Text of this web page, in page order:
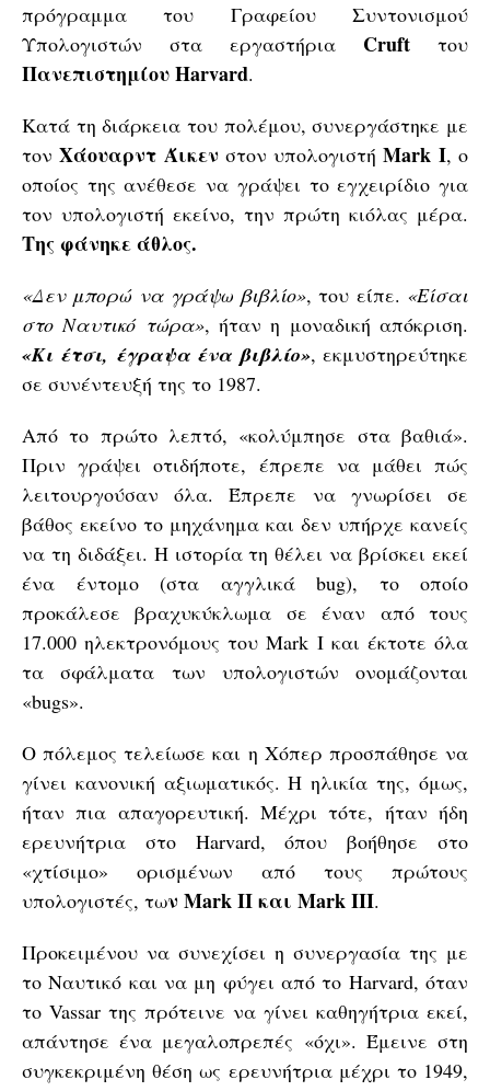
πρόγραμμα του Γραφείου Συντονισμού
Υπολογιστών στα εργαστήρια Cruft του
ΠανεπιστημίουHarvard.
Κατά τη διάρκεια του πολέμου, συνεργάστηκε με
τονΧάουαρντ Άικενστον υπολογιστήMark I, ο
οποίος της ανέθεσε να γράψει το εγχειρίδιο για
τον υπολογιστή εκείνο, την πρώτη κιόλας μέρα.
Της φάνηκε άθλος.
«Δεν μπορώ να γράψω βιβλίο», του είπε. «Είσαι
στο Ναυτικό τώρα», ήταν η μοναδική απόκριση.
«Κι έτσι, έγραψα ένα βιβλίο», εκμυστηρεύτηκε
σε συνέντευξή της το 1987.
Από το πρώτο λεπτό, «κολύμπησε στα βαθιά».
Πριν γράψει οτιδήποτε, έπρεπε να μάθει πώς
λειτουργούσαν όλα. Έπρεπε να γνωρίσει σε
βάθος εκείνο το μηχάνημα και δεν υπήρχε κανείς
να τη διδάξει. Η ιστορία τη θέλει να βρίσκει εκεί
ένα έντομο (στα αγγλικά bug), το οποίο
προκάλεσε βραχυκύκλωμα σε έναν από τους
17.000 ηλεκτρονόμους του Mark I και έκτοτε όλα
τα σφάλματα των υπολογιστών ονομάζονται
«bugs».
Ο πόλεμος τελείωσε και η Χόπερ προσπάθησε να
γίνει κανονική αξιωματικός. Η ηλικία της, όμως,
ήταν πια απαγορευτική. Μέχρι τότε, ήταν ήδη
ερευνήτρια στο Harvard, όπου βοήθησε στο
«χτίσιμο» ορισμένων από τους πρώτους
υπολογιστές, των Mark II και Mark III.
Προκειμένου να συνεχίσει η συνεργασία της με
το Ναυτικό και να μη φύγει από το Harvard, όταν
το Vassar της πρότεινε να γίνει καθηγήτρια εκεί,
απάντησε ένα μεγαλοπρεπές «όχι». Έμεινε στη
συγκεκριμένη θέση ως ερευνήτρια μέχρι το 1949,